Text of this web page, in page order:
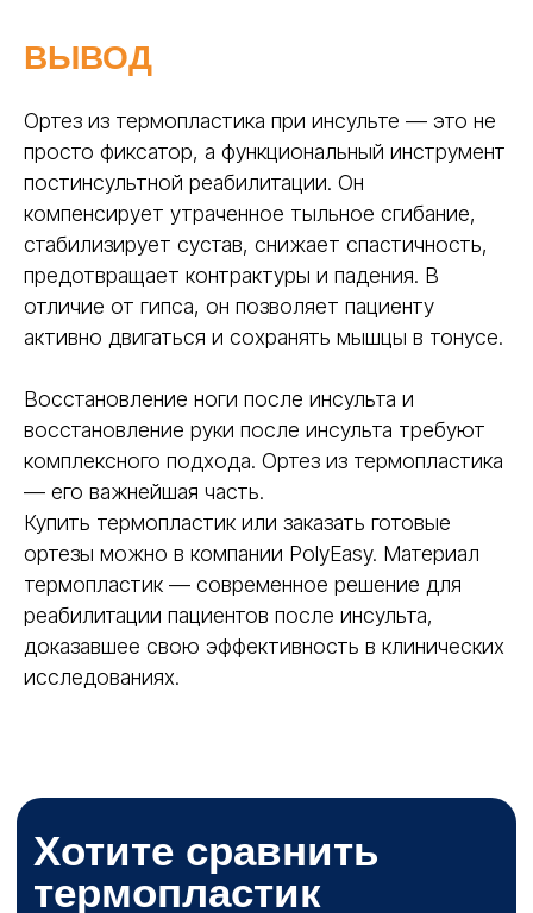
ВЫВОД
Ортез из термопластика при инсульте — это не
просто фиксатор, а функциональный инструмент
постинсультной реабилитации. Он
компенсирует утраченное тыльное сгибание,
стабилизирует сустав, снижает спастичность,
предотвращает контрактуры и падения. В
отличие от гипса, он позволяет пациенту
активно двигаться и сохранять мышцы в тонусе.
Восстановление ноги после инсульта и
восстановление руки после инсульта требуют
комплексного подхода. Ортез из термопластика
— его важнейшая часть.
Купить термопластик или заказать готовые
ортезы можно в компании PolyEasy. Материал
термопластик — современное решение для
реабилитации пациентов после инсульта,
доказавшее свою эффективность в клинических
исследованиях.